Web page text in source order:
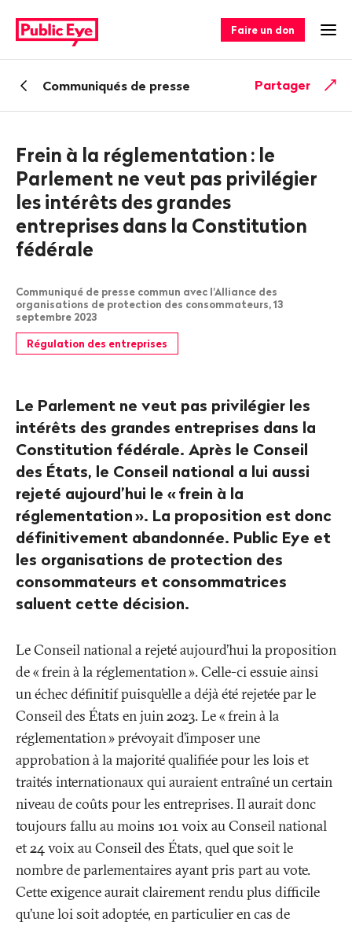
sur
publiceye.ch
rapide
Faire un don
RetourCommuniqués de presse Partager
Frein à la réglementation : le
Parlement ne veut pas privilégier
les intérêts des grandes
entreprises dans la Constitution
fédérale
Communiqué de presse commun avec l'Alliance des
organisations de protection des consommateurs, 13
septembre 2023
Régulation des entreprises
Le Parlement ne veut pas privilégier les
intérêts des grandes entreprises dans la
Constitution fédérale. Après le Conseil
des États, le Conseil national a lui aussi
rejeté aujourd’hui le «frein à la
réglementation». La proposition est donc
définitivement abandonnée. Public Eye et
les organisations de protection des
consommateurs et consommatrices
saluent cette décision.
Le Conseil national a rejeté aujourd’hui la proposition
de «frein à la réglementation». Celle-ci essuie ainsi
un échec définitif puisqu’elle a déjà été rejetée par le
Conseil des États en juin 2023. Le «frein à la
réglementation» prévoyait d’imposer une
approbation à la majorité qualifiée pour les lois et
traités internationaux qui auraient entraîné un certain
niveau de coûts pour les entreprises. Il aurait donc
toujours fallu au moins 101 voix au Conseil national
et 24 voix au Conseil des États, quel que soit le
nombre de parlementaires ayant pris part au vote.
Cette exigence aurait clairement rendu plus difficile
qu’une loi soit adoptée, en particulier en cas de